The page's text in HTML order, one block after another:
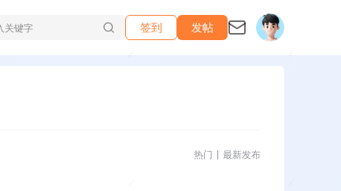
签到 发帖
热门 最新发布